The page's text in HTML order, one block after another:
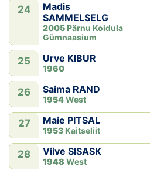
24
Madis
SAMMELSELG
2005 Pärnu Koidula
Gümnaasium
25 Urve KIBUR
1960
26 Saima RAND
1954West
27 Maie PITSAL
1953 Kaitseliit
28 Viive SISASK
1948 West